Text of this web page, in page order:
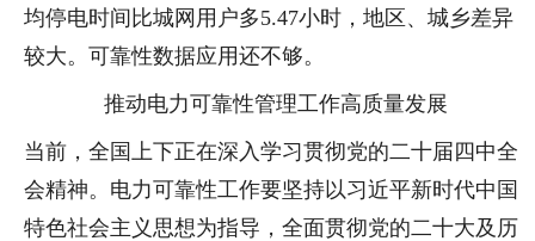
均停电时间比城网用户多5.47小时，地区、城乡差异
较大。可靠性数据应用还不够。
推动电力可靠性管理工作高质量发展
当前，全国上下正在深入学习贯彻党的二十届四中全
会精神。电力可靠性工作要坚持以习近平新时代中国
特色社会主义思想为指导，全面贯彻党的二十大及历